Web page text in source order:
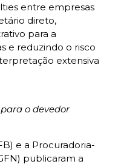
entre empresas
direto,
para a
e reduzindo o risco
extensiva
o devedor
e a Procuradoria-
publicaram a